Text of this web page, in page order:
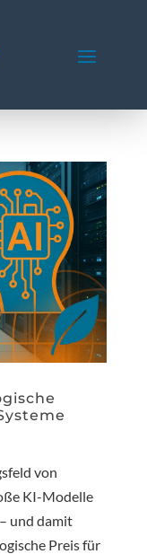
von
KI-Modelle
und damit
Preis für